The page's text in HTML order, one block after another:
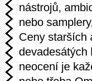
nástrojů,
nebo
Ceny starších
devadesátých
neocení je